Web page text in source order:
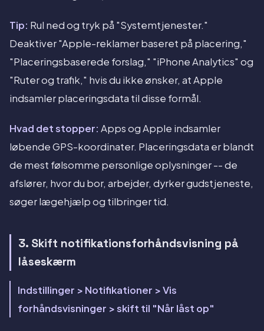
Tip: Rul ned og tryk på "Systemtjenester."
Deaktiver "Apple-reklamer baseret på placering,"
"Placeringsbaserede forslag," "iPhone Analytics" og
"Ruter og trafik," hvis du ikke ønsker, at Apple
indsamler placeringsdata til disse formål.
Hvad det stopper: Apps og Apple indsamler
løbende GPS-koordinater. Placeringsdata er blandt
de mest følsomme personlige oplysninger -- de
afslører, hvor du bor, arbejder, dyrker gudstjeneste,
søger lægehjælp og tilbringer tid.
3. Skift notifikationsforhåndsvisning på
låseskærm
Indstillinger > Notifikationer > Vis
forhåndsvisninger > skift til "Når låst op"